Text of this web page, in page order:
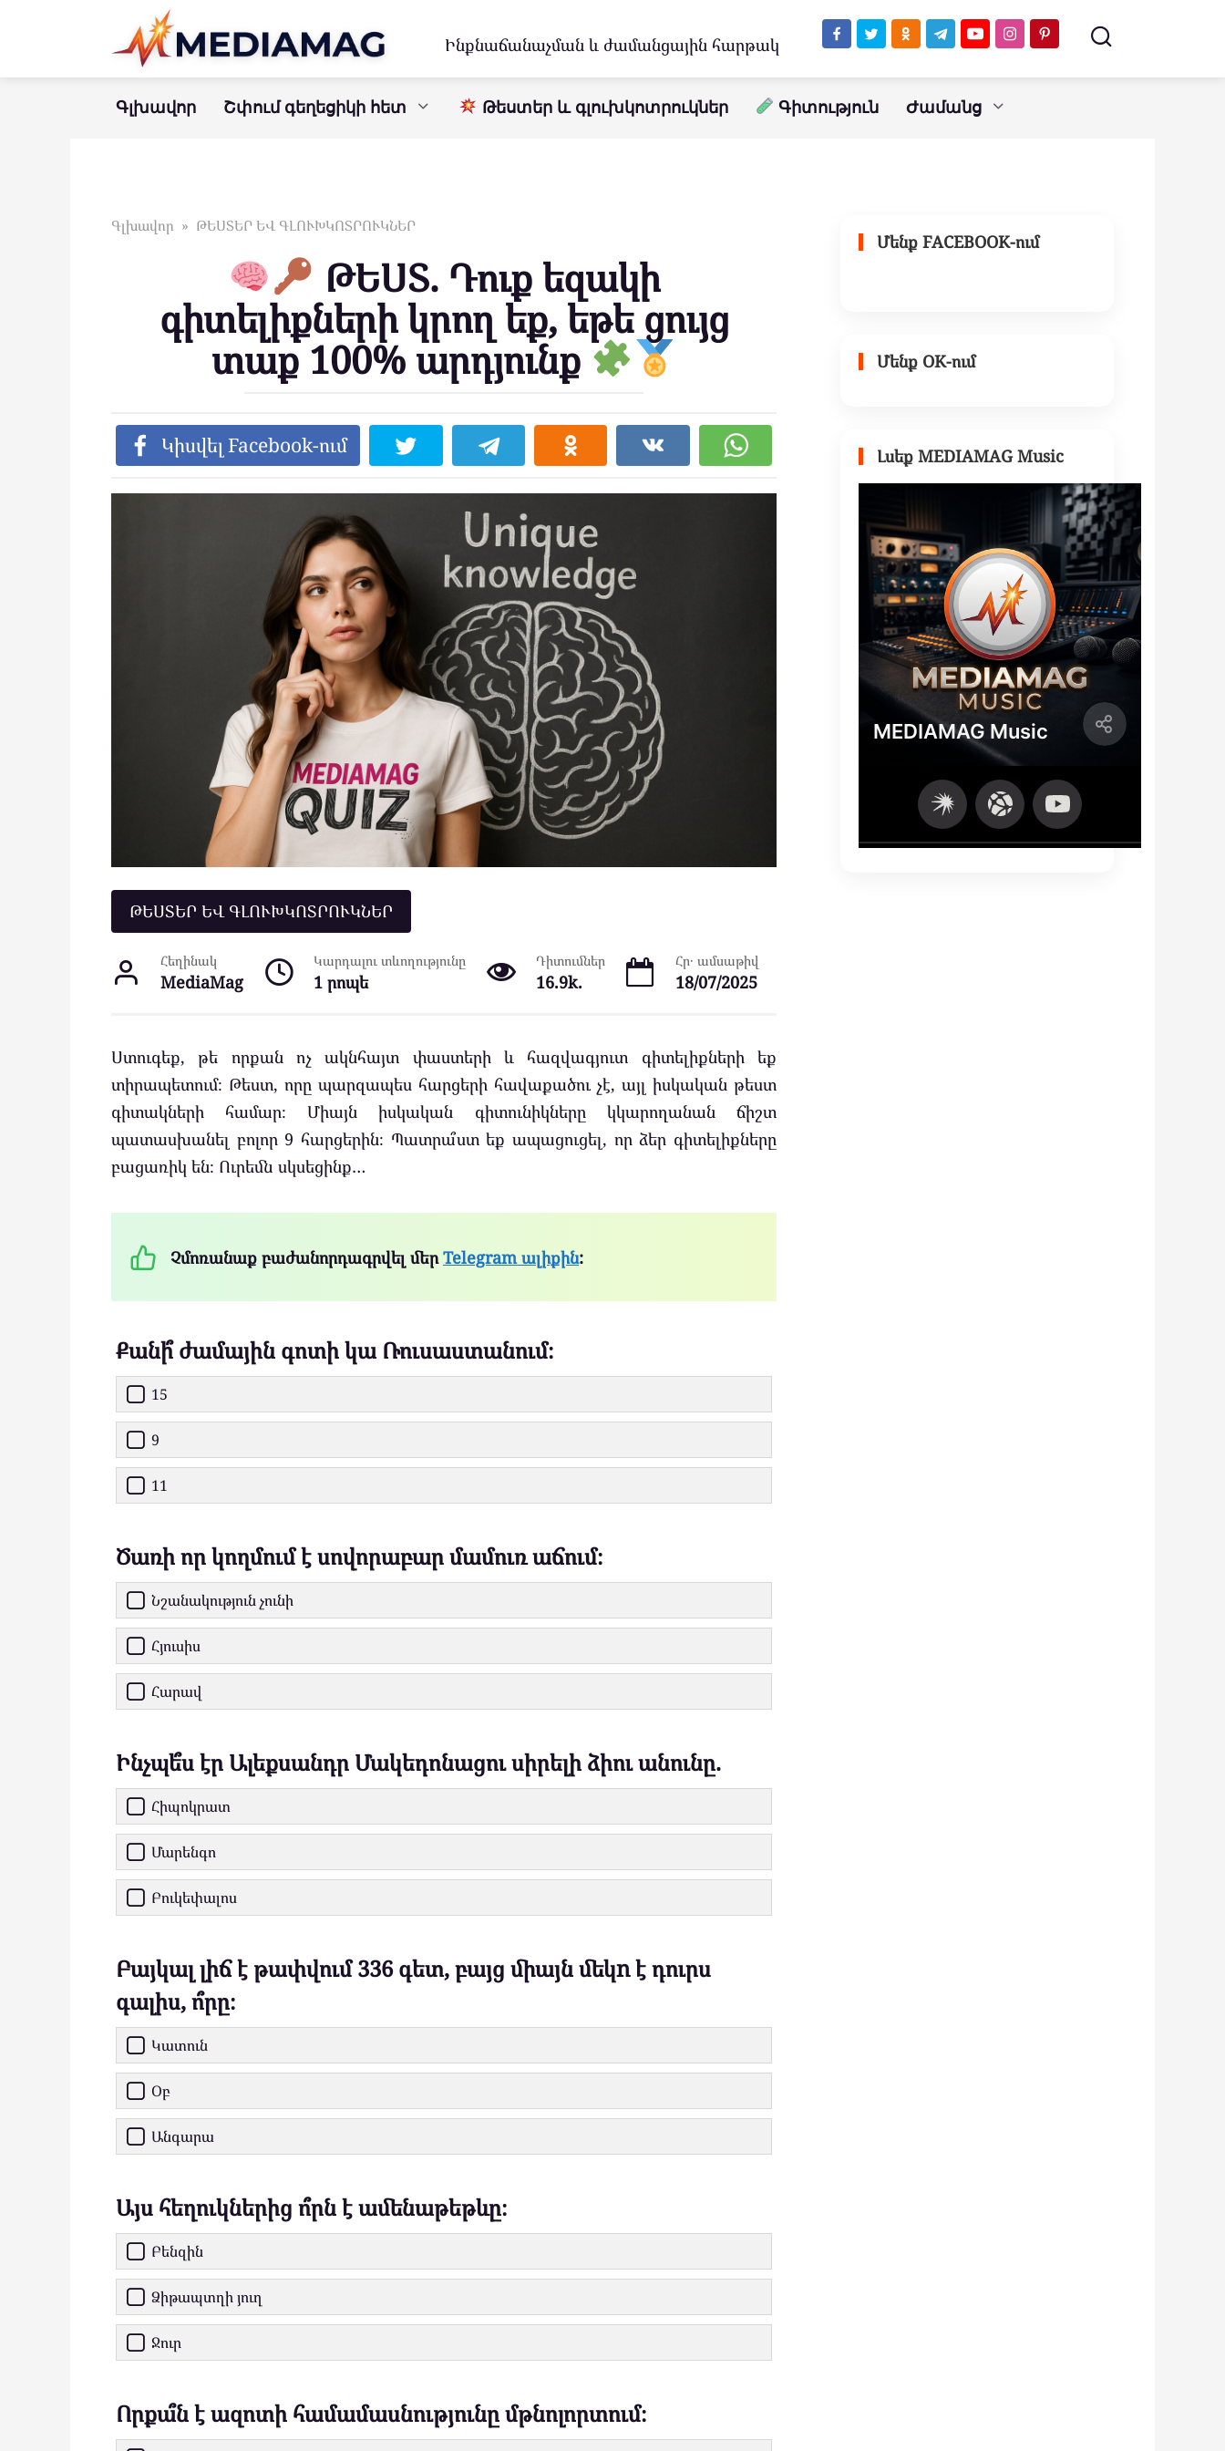
Ինքնաճանաչման և ժամանցային հարթակ
Գլխավոր Շփում գեղեցիկի հետ Թեստեր և գլուխկոտրուկներ Գիտություն Ժամանց
Գլխավոր » ԹԵՍՏԵՐ ԵՎ ԳԼՈՒԽԿՈՏՐՈՒԿՆԵՐ
ԹԵՍՏ. Դուք եզակի
գիտելիքների կրող եք, եթե ցույց
տաք 100% արդյունք
Կիսվել Facebook-ում
ԹԵՍՏԵՐ ԵՎ ԳԼՈՒԽԿՈՏՐՈՒԿՆԵՐ
Հեղինակ
MediaMag
Կարդալու տևողությունը
1 րոպե
Դիտումներ
16.9k.
Հր․ ամսաթիվ
18/07/2025
Ստուգեք, թե որքան ոչ ակնհայտ փաստերի և հազվագյուտ գիտելիքների եք
տիրապետում։ Թեստ, որը պարզապես հարցերի հավաքածու չէ, այլ իսկական թեստ
գիտակների համար։ Միայն իսկական գիտունիկները կկարողանան ճիշտ
պատասխանել բոլոր 9 հարցերին։ Պատրա՞ստ եք ապացուցել, որ ձեր գիտելիքները
բացառիկ են։ Ուրեմն սկսեցինք…
Չմոռանաք բաժանորդագրվել մերTelegram ալիքին:
Քանի՞ ժամային գոտի կա Ռուսաստանում։
15
9
11
Ծառի որ կողմում է սովորաբար մամուռ աճում։
Նշանակություն չունի
Հյուսիս
Հարավ
Ինչպե՞ս էր Ալեքսանդր Մակեդոնացու սիրելի ձիու անունը.
Հիպոկրատ
Մարենգո
Բուկեփալոս
Բայկալ լիճ է թափվում 336 գետ, բայց միայն մեկn է դուրս
գալիս, ո՞րը։
Կատուն
Օբ
Անգարա
Այս հեղուկներից ո՞րն է ամենաթեթևը։
Բենզին
Ձիթապտղի յուղ
Ջուր
Որքա՞ն է ազոտի համամասնությունը մթնոլորտում։
Մենք FACEBOOK-ում
Մենք OK-ում
Լսեք MEDIAMAG Music